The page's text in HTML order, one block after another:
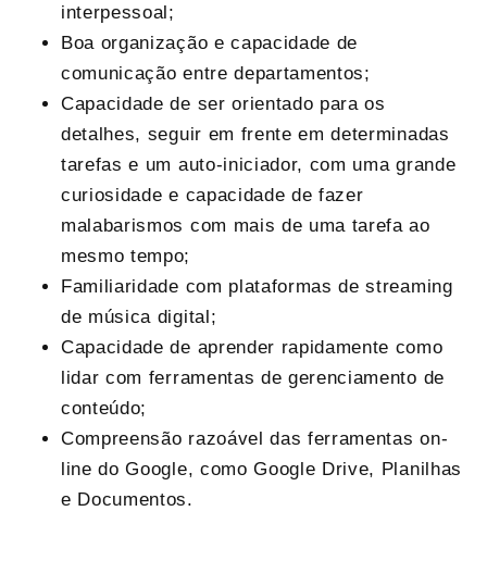
interpessoal;
Boa organização e capacidade de
comunicação entre departamentos;
Capacidade de ser orientado para os
detalhes, seguir em frente em determinadas
tarefas e um auto-iniciador, com uma grande
curiosidade e capacidade de fazer
malabarismos com mais de uma tarefa ao
mesmo tempo;
Familiaridade com plataformas de streaming
de música digital;
Capacidade de aprender rapidamente como
lidar com ferramentas de gerenciamento de
conteúdo;
Compreensão razoável das ferramentas on-
line do Google, como Google Drive, Planilhas
e Documentos.